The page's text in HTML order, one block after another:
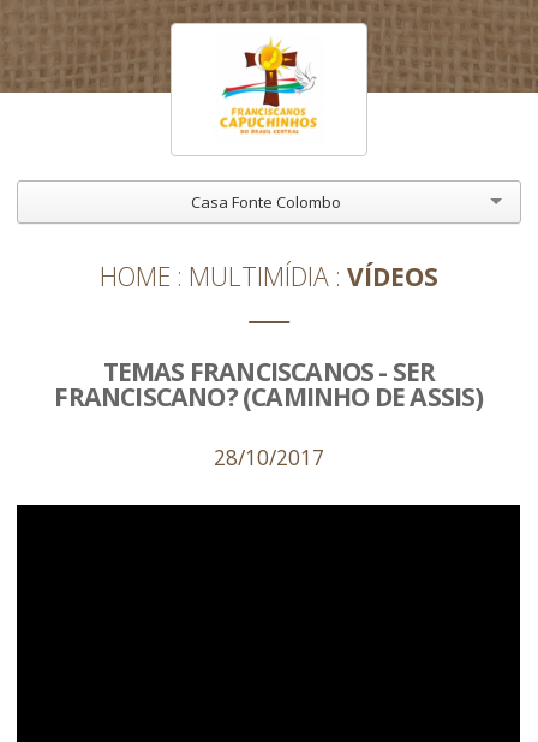
Casa Fonte Colombo
HOME MULTIMÍDIA VÍDEOS
TEMAS FRANCISCANOS - SER
FRANCISCANO? (CAMINHO DE ASSIS)
28/10/2017